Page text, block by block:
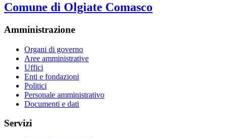
Comune di Olgiate Comasco
Amministrazione
Organi di governo
Aree amministrative
Uffici
Enti e fondazioni
Politici
Personale amministrativo
Documenti e dati
Servizi